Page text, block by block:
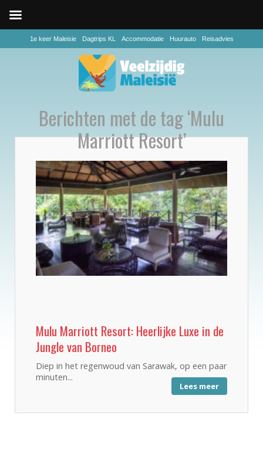
1e keer Maleisie Dagtrips KL Accommodatie Huurauto Reisadvies
Berichten met de tag ‘Mulu
Marriott Resort’
Mulu Marriott Resort: Heerlijke Luxe in de
Jungle van Borneo
Diep in het regenwoud van Sarawak, op een paar
minuten...
Lees meer